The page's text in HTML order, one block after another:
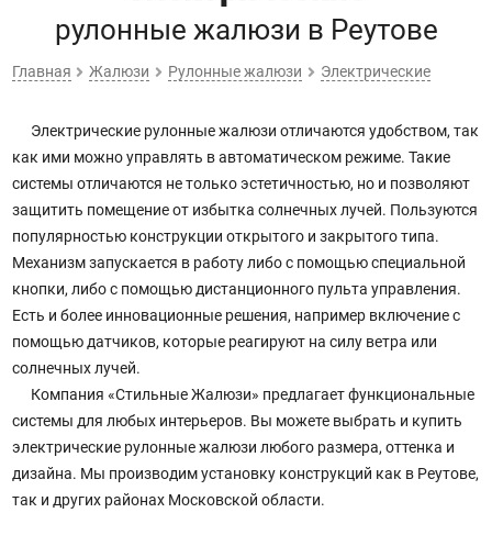
рулонные жалюзи в Реутове
Главная Жалюзи Рулонные жалюзи Электрические
Электрические рулонные жалюзи отличаются удобством, так
как ими можно управлять в автоматическом режиме. Такие
системы отличаются не только эстетичностью, но и позволяют
защитить помещение от избытка солнечных лучей. Пользуются
популярностью конструкции открытого и закрытого типа.
Механизм запускается в работу либо с помощью специальной
кнопки, либо с помощью дистанционного пульта управления.
Есть и более инновационные решения, например включение с
помощью датчиков, которые реагируют на силу ветра или
солнечных лучей.
Компания «Стильные Жалюзи» предлагает функциональные
системы для любых интерьеров. Вы можете выбрать и купить
электрические рулонные жалюзи любого размера, оттенка и
дизайна. Мы производим установку конструкций как в Реутове,
так и других районах Московской области.